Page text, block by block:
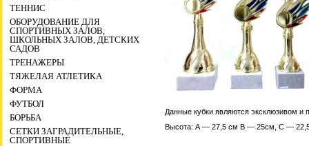
ТЕННИС
ОБОРУДОВАНИЕ ДЛЯ
СПОРТИВНЫХ ЗАЛОВ,
ШКОЛЬНЫХ ЗАЛОВ, ДЕТСКИХ
САДОВ
ТРЕНАЖЕРЫ
ТЯЖЕЛАЯ АТЛЕТИКА
ФОРМА
ФУТБОЛ
БОРЬБА
СЕТКИ ЗАГРАДИТЕЛЬНЫЕ,
СПОРТИВНЫЕ
Данные кубки являются эксклюзивом и
Высота: А — 27,5 см B — 25см, C —